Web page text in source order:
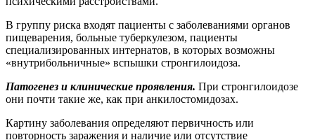
В группу риска входят пациенты с заболеваниями органов
пищеварения, больные туберкулезом, пациенты
специализированных интернатов, в которых возможны
«внутрибольничные» вспышки стронгилоидоза.
Патогенез и клинические проявления. При стронгилоидозе
они почти такие же, как при анкилостомидозах.
Картину заболевания определяют первичность или
повторность заражения и наличие или отсутствие